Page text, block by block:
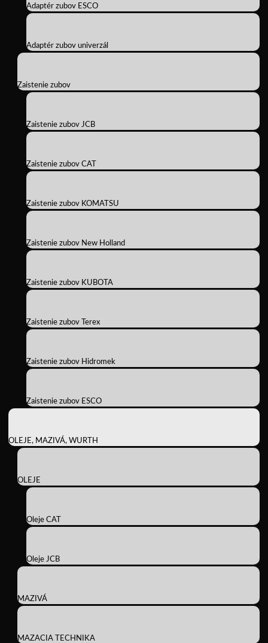
Adaptér zubov ESCO
Adaptér zubov univerzál
Zaistenie zubov
Zaistenie zubov JCB
Zaistenie zubov CAT
Zaistenie zubov KOMATSU
Zaistenie zubov New Holland
Zaistenie zubov KUBOTA
Zaistenie zubov Terex
Zaistenie zubov Hidromek
Zaistenie zubov ESCO
OLEJE, MAZIVÁ, WURTH
OLEJE
Oleje CAT
Oleje JCB
MAZIVÁ
MAZACIA TECHNIKA